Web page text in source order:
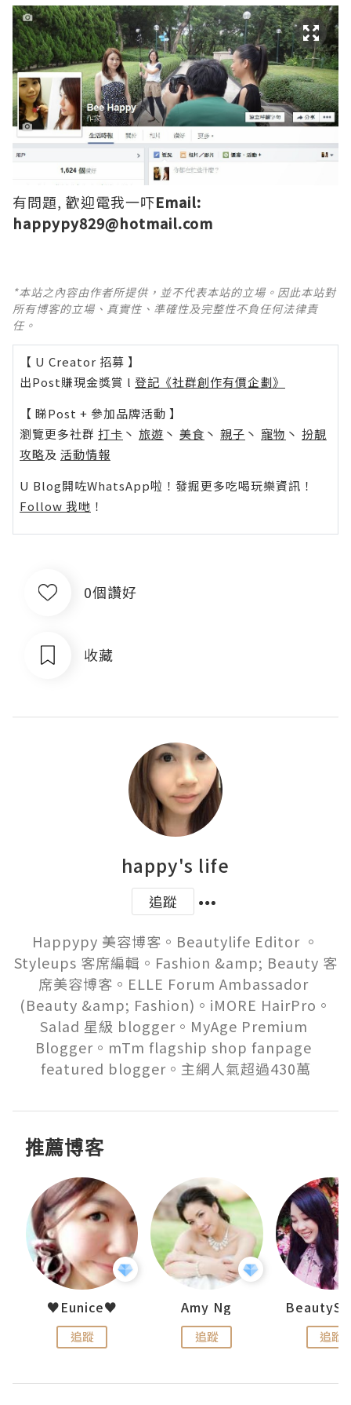
有問題, 歡迎電我一吓Email:
happypy829@hotmail.com
*本站之內容由作者所提供，並不代表本站的立場。因此本站對
所有博客的立場、真實性、準確性及完整性不負任何法律責
任。
【 U Creator 招募 】
出Post賺現金獎賞 l 登記《社群創作有價企劃》
【 睇Post + 參加品牌活動 】
瀏覽更多社群 打卡 丶 旅遊 丶 美食 丶 親子 丶 寵物 丶 扮靚
攻略及 活動情報
U Blog開咗WhatsApp啦！發掘更多吃喝玩樂資訊！
Follow 我哋 ！
0個讚好
收藏
happy's life
追蹤
Happypy 美容博客。Beautylife Editor 。
Styleups 客席編輯。Fashion &amp; Beauty 客
席美容博客。ELLE Forum Ambassador
(Beauty &amp; Fashion)。iMORE HairPro。
Salad 星級 blogger。MyAge Premium
Blogger。mTm flagship shop fanpage
featured blogger。主網人氣超過430萬
推薦博客
♥Eunice♥
追蹤
Amy Ng
追蹤 追蹤